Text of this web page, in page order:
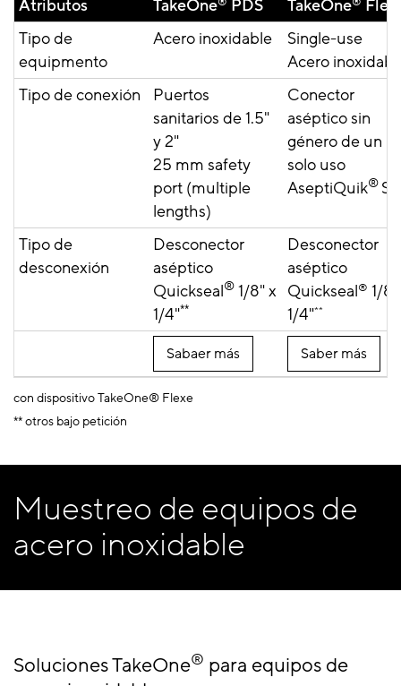
Atributos TakeOne PDS TakeOne
Flex
Tipo de
equipmento
Acero inoxidable
Single-use
Acero
Tipo de conexión
Puertos
sanitarios de 1.5"
y 2"
25 mm safety
port (multiple
lengths)
Conector
aséptico sin
género de un
solo uso
AseptiQuik® S
Tipo de
desconexión
Desconector
aséptico
Quickseal® 1/8" x
1/4"**
Desconector
aséptico
Quickseal® 1/
1/4"**
Sabaer más Saber más
con dispositivo TakeOne® Flexe
** otros bajo petición
Muestreo de equipos de
acero inoxidable
Soluciones TakeOne® para equipos de